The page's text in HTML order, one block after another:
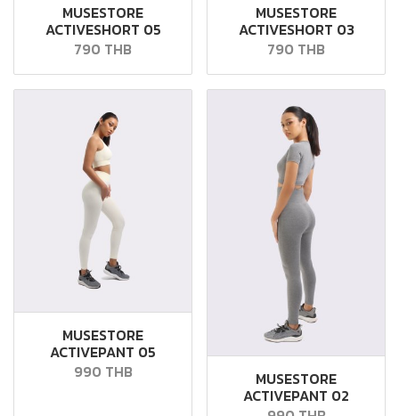
MUSESTORE
ACTIVESHORT 05
790 THB
MUSESTORE
ACTIVESHORT 03
790 THB
MUSESTORE
ACTIVEPANT 05
990 THB
MUSESTORE
ACTIVEPANT 02